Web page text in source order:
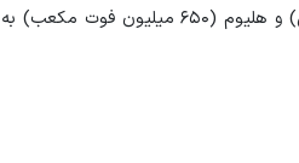
(۸.۶ میلیون تن)، نفتا (۲.۳ میلیون تن)، گاز مایع (۲.۲ میلیون تن) و هلیوم (۶۵۰ میلیون فوت مکعب) به